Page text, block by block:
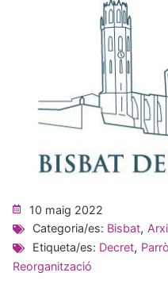
10 maig 2022
Categoria/es: Bisbat,
Etiqueta/es: Decret,
Reorganització